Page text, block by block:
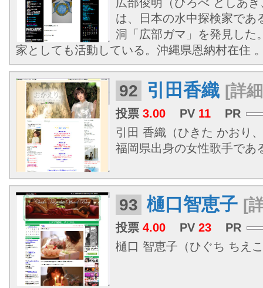
は、日本の水中探検家であ
洞「広部ガマ」を発見した
家としても活動している。沖縄県恩納村在住
92 引田香織 [詳
投票 3.00 PV 11
PR
引田 香織（ひきた かおり
福岡県出身の女性歌手であ
93 樋口智恵子 [
投票 4.00 PV 23
PR
樋口 智恵子（ひぐち ちえ